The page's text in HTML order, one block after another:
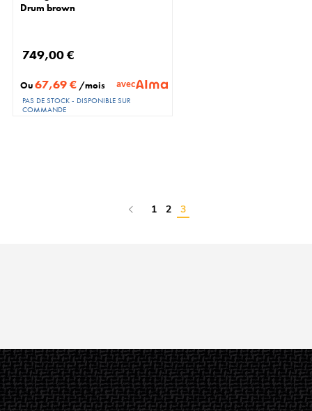
Drum brown
749,00 €
Ou67,69 € /mois avec
PAS DE STOCK - DISPONIBLE SUR
COMMANDE
PagePage
Précédent
Page
1 Page
2 Vous lisez actuellement la
3